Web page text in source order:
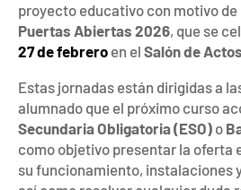
proyecto educativo con motivo de
Puertas Abiertas 2026, que se
27 de febrero en el Salón de
Estas jornadas están dirigidas a
alumnado que el próximo curso
Secundaria Obligatoria (ESO) o
como objetivo presentar la oferta
su funcionamiento, instalaciones